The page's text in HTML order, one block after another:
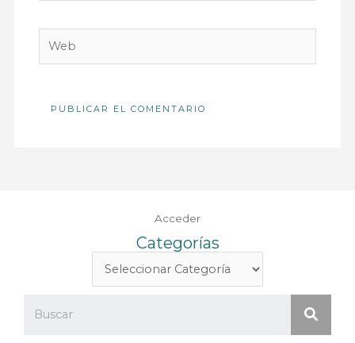
Acceder
Categorías